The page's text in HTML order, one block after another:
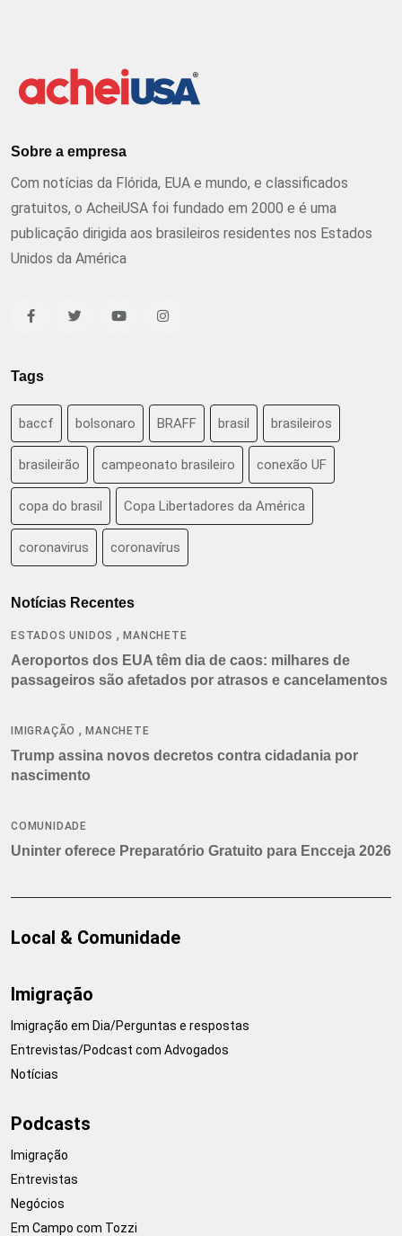
Sobre a empresa
Com notícias da Flórida, EUA e mundo, e classificados
gratuitos, o AcheiUSA foi fundado em 2000 e é uma
publicação dirigida aos brasileiros residentes nos Estados
Unidos da América
Tags
baccf bolsonaro BRAFF brasil brasileiros
brasileirão campeonato brasileiro conexão UF
copa do brasil Copa Libertadores da América
coronavirus coronavírus
Notícias Recentes
ESTADOS UNIDOS ,MANCHETE
Aeroportos dos EUA têm dia de caos: milhares de
passageiros são afetados por atrasos e cancelamentos
IMIGRAÇÃO ,MANCHETE
Trump assina novos decretos contra cidadania por
nascimento
COMUNIDADE
Uninter oferece Preparatório Gratuito para Encceja 2026
Local & Comunidade
Imigração
Imigração em Dia/Perguntas e respostas
Entrevistas/Podcast com Advogados
Notícias
Podcasts
Imigração
Entrevistas
Negócios
Em Campo com Tozzi